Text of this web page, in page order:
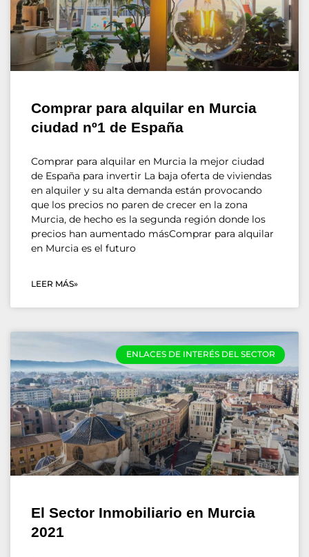
Comprar para alquilar en Murcia
ciudad nº1 de España
Comprar para alquilar en Murcia la mejor ciudad
de España para invertir La baja oferta de viviendas
en alquiler y su alta demanda están provocando
que los precios no paren de crecer en la zona
Murcia, de hecho es la segunda región donde los
precios han aumentado másComprar para alquilar
en Murcia es el futuro
LEER MÁS»
ENLACES DE INTERÉS DEL SECTOR
El Sector Inmobiliario en Murcia
2021